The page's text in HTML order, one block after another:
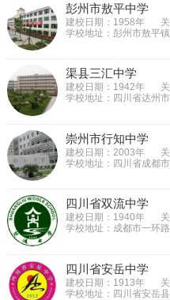
彭州市敖平中学
建校日期：1958年
学校地址：彭州市敖平
渠县三汇中学
建校日期：1942年
学校地址：四川省达州
崇州市行知中学
建校日期：2003年
学校地址：四川省成都
四川省双流中学
建校日期：1940年
学校地址：成都市一环
四川省安岳中学
建校日期：1913年
学校地址：四川省安岳